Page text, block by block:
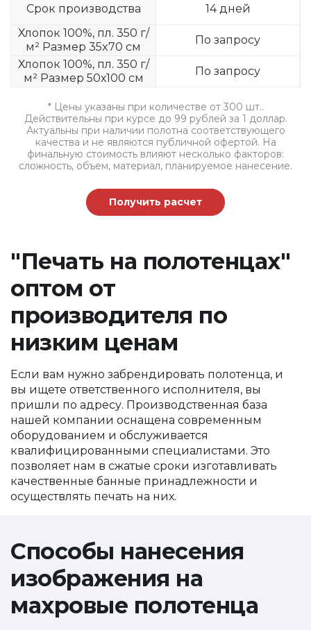
Срок производства
14 дней
Хлопок 100%, пл. 350 г/
м² Размер 35x70 см
По запросу
Хлопок 100%, пл. 350 г/
м² Размер 50х100 см
По запросу
* Цены указаны при количестве от 300 шт..
Действительны при курсе до 99 рублей за 1 доллар.
Актуальны при наличии полотна соответствующего
качества и не являются публичной офертой. На
финальную стоимость влияют несколько факторов:
сложность, объем, материал, планируемое нанесение.
Получить расчет
"Печать на полотенцах"
оптом от
производителя по
низким ценам
Если вам нужно забрендировать полотенца, и
вы ищете ответственного исполнителя, вы
пришли по адресу. Производственная база
нашей компании оснащена современным
оборудованием и обслуживается
квалифицированными специалистами. Это
позволяет нам в сжатые сроки изготавливать
качественные банные принадлежности и
осуществлять печать на них.
Способы нанесения
изображения на
махровые полотенца